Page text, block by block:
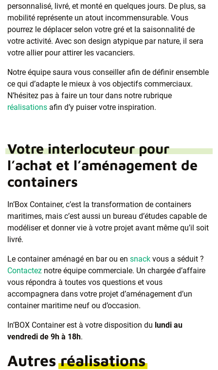
personnalisé, livré, et monté en quelques jours. De plus, sa
mobilité représente un atout incommensurable. Vous
pourrez le déplacer selon votre gré et la saisonnalité de
votre activité. Avec son design atypique par nature, il sera
votre allier pour attirer les vacanciers.
Notre équipe saura vous conseiller afin de définir ensemble
ce qui d’adapte le mieux à vos objectifs commerciaux.
N’hésitez pas à faire un tour dans notre rubrique
réalisations afin d’y puiser votre inspiration.
Votre interlocuteur pour
l’achat et l’aménagement de
containers
In’Box Container, c’est la transformation de containers
maritimes, mais c’est aussi un bureau d’études capable de
modéliser et donner vie à votre projet avant même qu’il soit
livré.
Le container aménagé en bar ou en snack vous a séduit ?
Contactez notre équipe commerciale. Un chargée d’affaire
vous répondra à toutes vos questions et vous
accompagnera dans votre projet d’aménagement d’un
container maritime neuf ou d’occasion.
In’BOX Container est à votre disposition du lundi au
vendredi de 9h à 18h.
Autresréalisations